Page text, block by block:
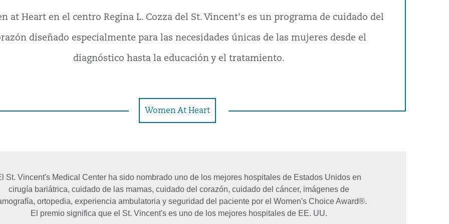
at Heart en el centro Regina L. Cozza del St. Vincent's es un programa de cuidado del
diseñado especialmente para las necesidades únicas de las mujeres desde el
diagnóstico hasta la educación y el tratamiento.
Women At Heart
St. Vincent's Medical Center ha sido nombrado uno de los mejores hospitales de Estados Unidos en
cirugía bariátrica, cuidado de las mamas, cuidado del corazón, cuidado del cáncer, imágenes de
ortopedia, experiencia ambulatoria y seguridad del paciente por el Women's Choice Award®.
El premio significa que el St. Vincent's es uno de los mejores hospitales de EE. UU.